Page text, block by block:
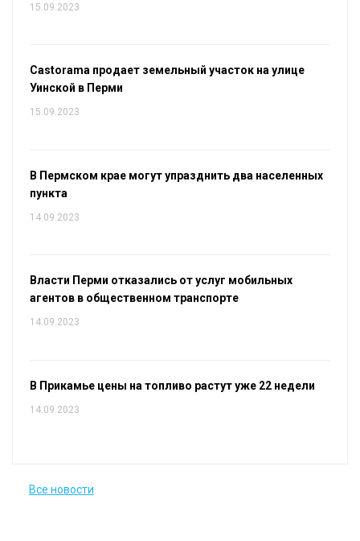
15.09.2023
Castorama продает земельный участок на улице
Уинской в Перми
15.09.2023
В Пермском крае могут упразднить два населенных
пункта
14.09.2023
Власти Перми отказались от услуг мобильных
агентов в общественном транспорте
14.09.2023
В Прикамье цены на топливо растут уже 22 недели
14.09.2023
Все новости